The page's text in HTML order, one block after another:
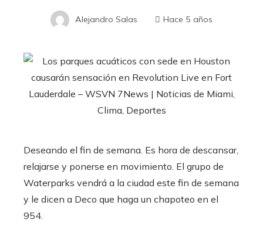
Alejandro Salas Hace 5 años
Deseando el fin de semana. Es hora de descansar,
relajarse y ponerse en movimiento. El grupo de
Waterparks vendrá a la ciudad este fin de semana
y le dicen a Deco que haga un chapoteo en el
954.